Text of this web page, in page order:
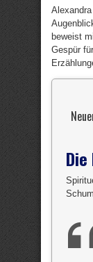
beweist
Gespür